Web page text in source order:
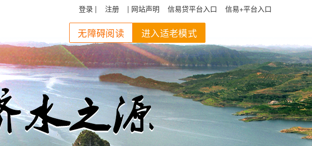
登录 | 注册 | 网站声明 信易贷平台入口 信易+平台入口
进入适老模式
无障碍阅读